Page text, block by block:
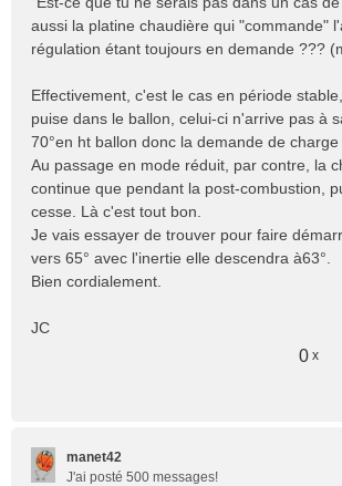
a
g
e
n
l
u
aussi la platine chaudière qui "commande"
régulation étant toujours en demande ???
Effectivement, c'est le cas en période
puise dans le ballon, celui-ci n'arrive pas à
70°en ht ballon donc la demande de charge
Au passage en mode réduit, par contre, la
continue que pendant la post-combustion,
cesse. Là c'est tout bon.
Je vais essayer de trouver pour faire
vers 65° avec l'inertie elle descendra à63°.
Bien cordialement.
JC
0 x
manet42
J'ai posté 500 messages!